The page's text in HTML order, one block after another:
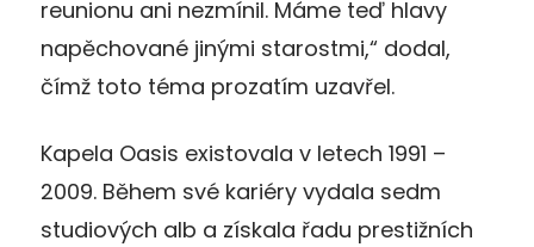
reunionu ani nezmínil. Máme teď hlavy
napěchované jinými starostmi,“ dodal,
čímž toto téma prozatím uzavřel.
Kapela Oasis existovala v letech 1991 –
2009. Během své kariéry vydala sedm
studiových alb a získala řadu prestižních